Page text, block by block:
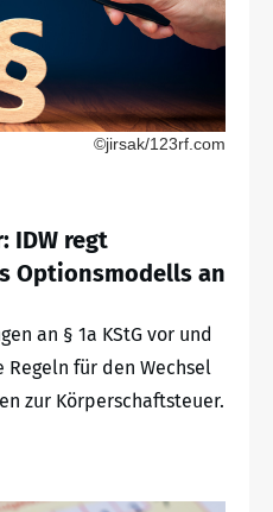
©jirsak/123rf.com
IDW regt
Optionsmodells an
an § 1a KStG vor und
für den Wechsel
zur Körperschaftsteuer.